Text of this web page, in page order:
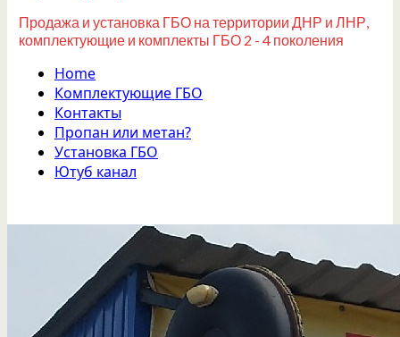
Продажа и установка ГБО на территории ДНР и ЛНР,
комплектующие и комплекты ГБО 2 - 4 поколения
Home
Комплектующие ГБО
Контакты
Пропан или метан?
Установка ГБО
Ютуб канал